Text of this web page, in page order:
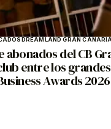
DREAMLAND GRAN
abonados del CB
entre los
Awards 2026